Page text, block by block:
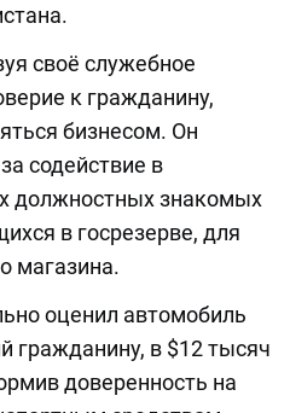
своё служебное
к гражданину,
бизнесом. Он
содействие в
должностных знакомых
в госрезерве, для
магазина.
оценил автомобиль
гражданину, в $12 тысяч
доверенность на